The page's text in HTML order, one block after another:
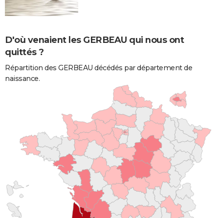
D'où venaient les GERBEAU qui nous ont
quittés ?
Répartition des GERBEAU décédés par département de
naissance.